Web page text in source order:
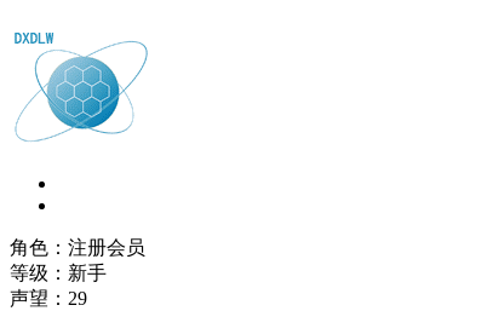
角色：注册会员
等级：新手
声望： 29